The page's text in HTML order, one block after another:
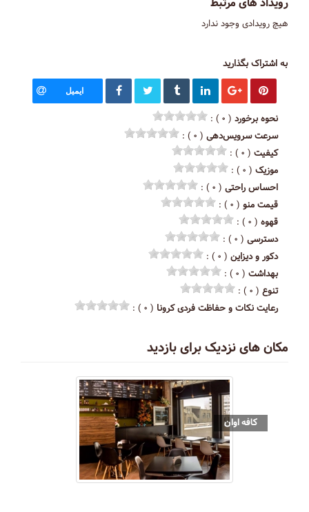
هیچ رویدادی وجود ندارد
به اشتراک بگذارید
ایمیل
نحوه برخورد ( ۰ ) :
سرعت سرویس‌دهی ( ۰ ) :
کیفیت ( ۰ ) :
موزیک ( ۰ ) :
احساس راحتی ( ۰ ) :
قیمت منو ( ۰ ) :
قهوه ( ۰ ) :
دسترسی ( ۰ ) :
دکور و دیزاین ( ۰ ) :
بهداشت ( ۰ ) :
تنوع ( ۰ ) :
رعایت نکات و حفاظت فردی کرونا ( ۰ ) :
مکان های نزدیک برای بازدید
کافه اوان